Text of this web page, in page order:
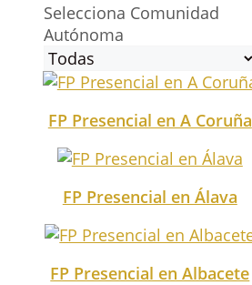
Selecciona Comunidad
Autónoma
FP Presencial en A Coruña
FP Presencial en Álava
FP Presencial en Albacete